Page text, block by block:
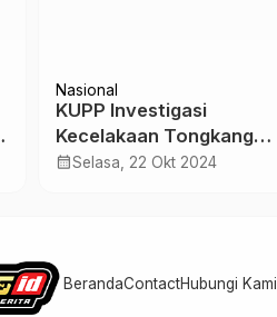
Nasional
KUPP Investigasi
Kecelakaan Tongkang
Batu Bara Yang Tumpah
calendar_monthSelasa, 22 Okt 2024
BerandaContactHubungi Kami